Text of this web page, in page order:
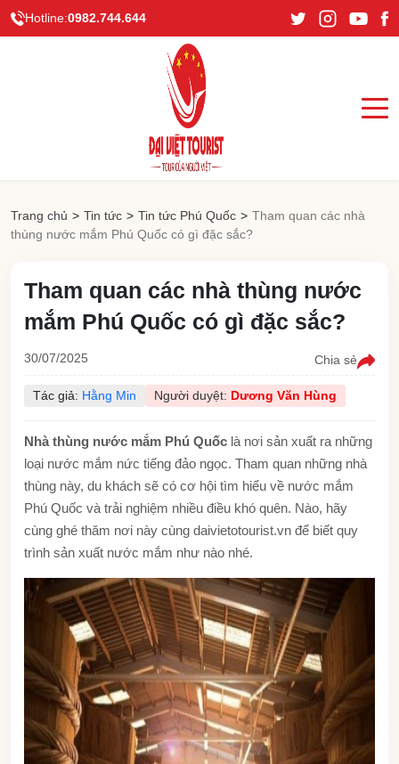
Hotline:0982.744.644
Trang chủ > Tin tức > Tin tức Phú Quốc > Tham quan các nhà
thùng nước mắm Phú Quốc có gì đặc sắc?
Tham quan các nhà thùng nước
mắm Phú Quốc có gì đặc sắc?
30/07/2025 Chia sẻ
Tác giả: Hằng Min Người duyệt: Dương Văn Hùng
Nhà thùng nước mắm Phú Quốc là nơi sản xuất ra những
loại nước mắm nức tiếng đảo ngọc. Tham quan những nhà
thùng này, du khách sẽ có cơ hội tìm hiểu về nước mắm
Phú Quốc và trải nghiệm nhiều điều khó quên. Nào, hãy
cùng ghé thăm nơi này cùng daivietotourist.vn để biết quy
trình sản xuất nước mắm như nào nhé.